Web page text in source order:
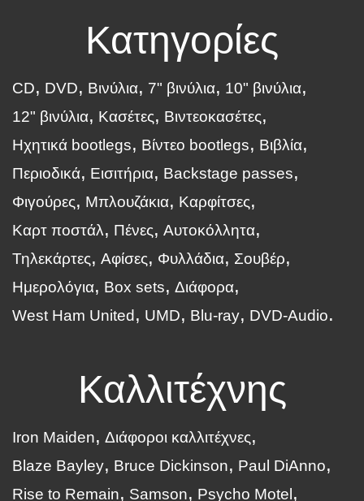
Κατηγορίες
CD DVD Βινύλια 7" βινύλια
10" βινύλια
12" βινύλια
Κασέτες
Βιντεοκασέτες
Ηχητικά bootlegs
Βίντεο bootlegs
Βιβλία
Περιοδικά
Εισιτήρια
Backstage passes
Φιγούρες
Μπλουζάκια
Καρφίτσες
Καρτ ποστάλ
Πένες
Αυτοκόλλητα
Τηλεκάρτες
Αφίσες Φυλλάδια
Σουβέρ
Ημερολόγια
Box sets
Διάφορα
West Ham United
UMD Blu-ray DVD-Audio
Καλλιτέχνης
Iron Maiden
Διάφοροι καλλιτέχνες
Blaze Bayley
Bruce Dickinson
Paul DiAnno
Rise to Remain
Samson
Psycho Motel